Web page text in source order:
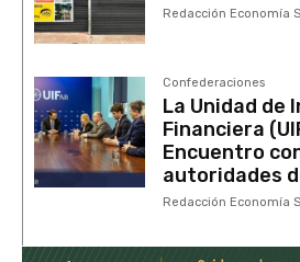
Redacción Economía
Confederaciones
La Unidad de
Financiera
Encuentro
autoridades
Redacción Economía